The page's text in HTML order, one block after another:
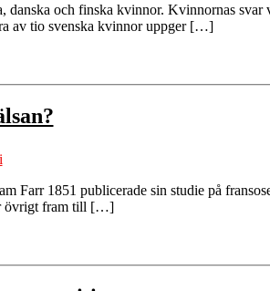
och finska kvinnor. Kvinnornas svar
av tio svenska kvinnor uppger […]
Farr 1851 publicerade sin studie på
övrigt fram till […]